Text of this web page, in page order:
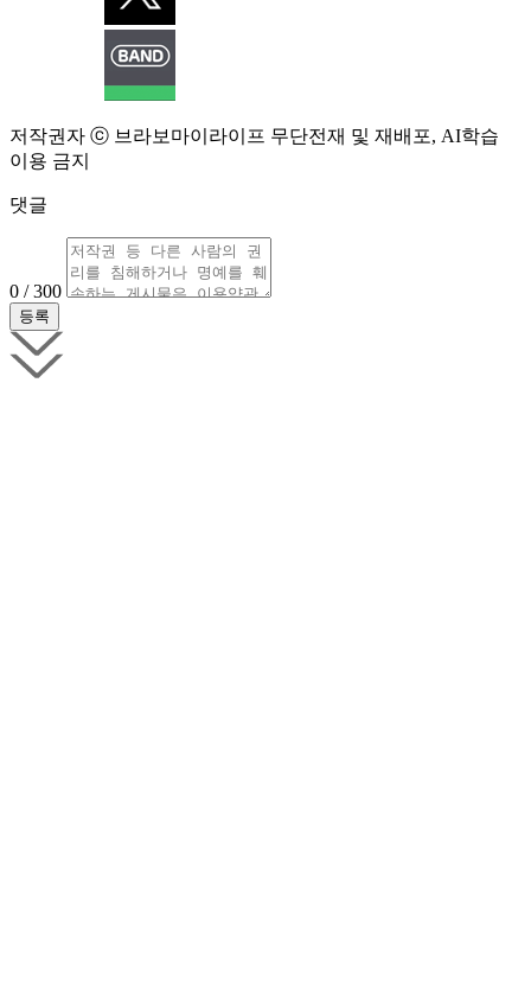
저작권자 ⓒ 브라보마이라이프 무단전재 및 재배포, AI학습
이용 금지
댓글
0 / 300